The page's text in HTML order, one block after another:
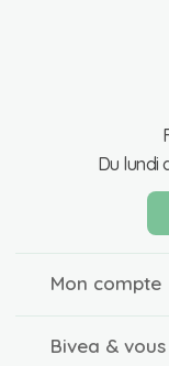
Du lundi
Mon compte
Bivea & vous